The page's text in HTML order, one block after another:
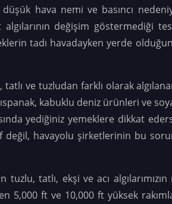
hava nemi ve basıncı
değişim göstermediği
tadı havadayken yerde
tatlı ve tuzludan farklı olarak
kabuklu deniz ürünleri ve
yediğiniz yemeklere dikkat
değil, havayolu şirketlerinin bu
tatlı, ekşi ve acı
5,000 ft ve 10,000 ft yüksek